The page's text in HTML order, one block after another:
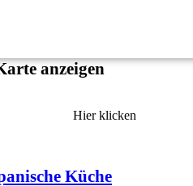
anzeigen
Hier klicken
Küche